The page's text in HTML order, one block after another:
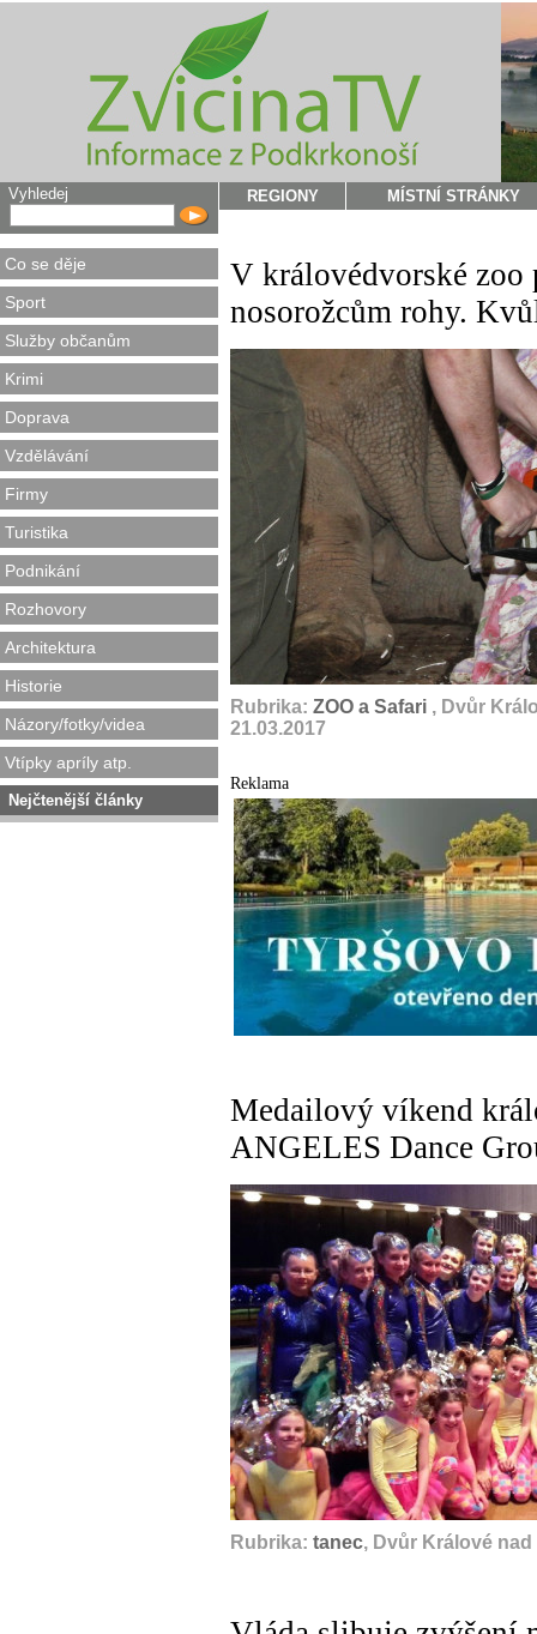
Vyhledej
Co se děje
Sport
Služby občanům
Krimi
Doprava
Vzdělávání
Firmy
Turistika
Podnikání
Rozhovory
Architektura
Historie
Názory/fotky/videa
Vtípky apríly atp.
Nejčtenější články
REGIONY MÍSTNÍ STRÁNKY
V královédvorské zoo
nosorožcům rohy.
Rubrika: ZOO a Safari , Dvůr
21.03.2017
Reklama
Medailový víkend
ANGELES Dance
Rubrika: tanec, Dvůr Králové